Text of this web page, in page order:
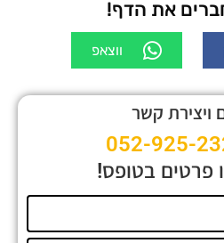
את הדף!
ווצאפ
ויצירת קשר
052-925-
פרטים בטופס!